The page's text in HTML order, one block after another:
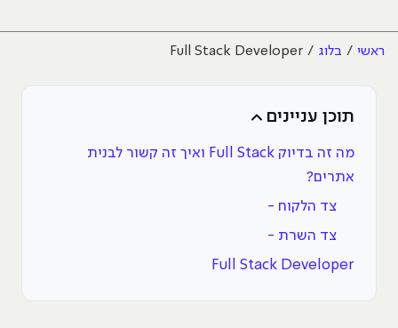
ראשי בלוג Full Stack Developer
תוכן עניינים
מה זה בדיוק Full Stack ואיך זה קשור לבנית
אתרים?
צד הלקוח -
צד השרת -
Full Stack Developer